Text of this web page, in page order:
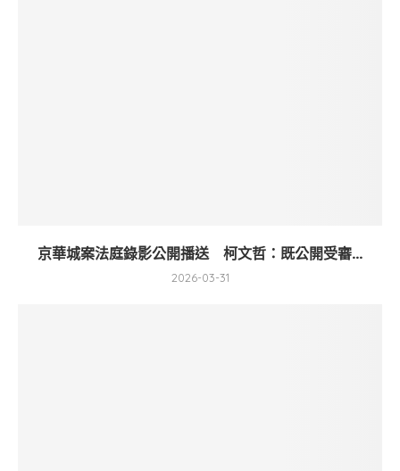
京華城案法庭錄影公開播送 柯文哲：既公開受審...
2026-03-31